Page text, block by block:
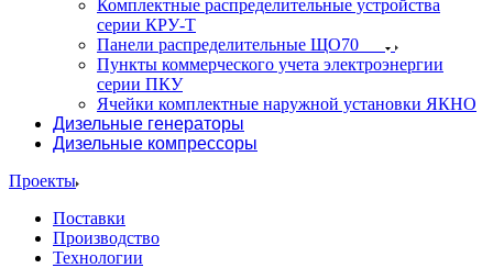
Комплектные распределительные устройства
серии КРУ-Т
Панели распределительные ЩО70
Пункты коммерческого учета электроэнергии
серии ПКУ
Ячейки комплектные наружной установки ЯКНО
Дизельные генераторы
Дизельные компрессоры
Проекты
Поставки
Производство
Технологии